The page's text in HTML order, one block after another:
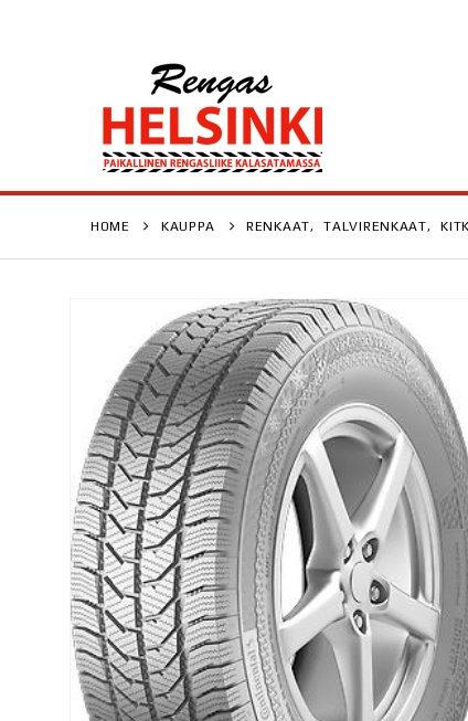
HOME KAUPPA RENKAAT, TALVIRENKAAT,